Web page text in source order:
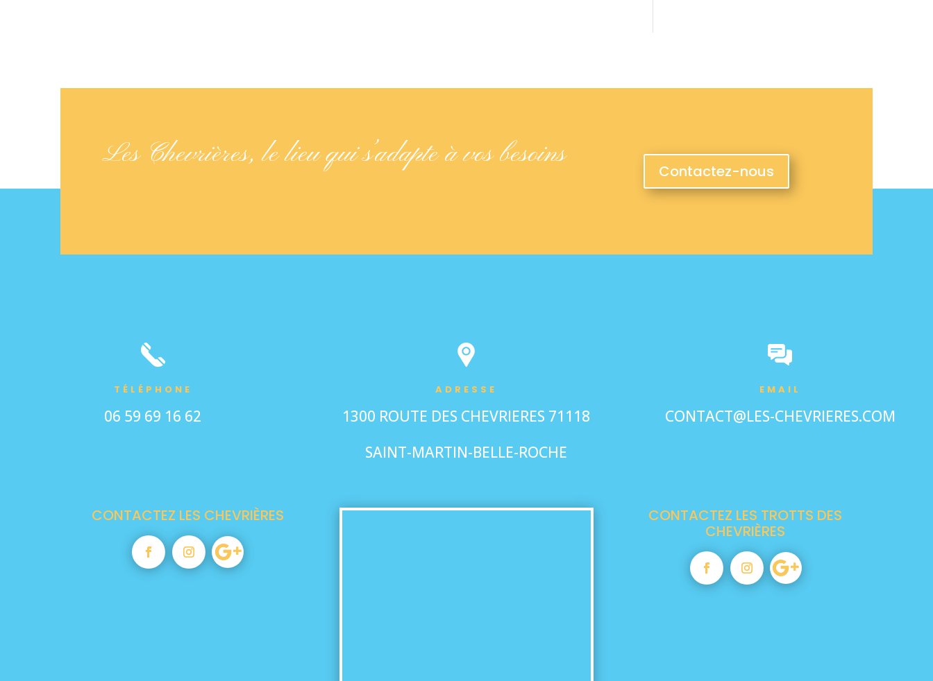
Les Chevrières, le lieu qui s’adapte à vos besoins Contactez-nous
TÉLÉPHONE
06 59 69 16 62
ADRESSE
1300 ROUTE DES CHEVRIERES 71118
SAINT-MARTIN-BELLE-ROCHE
EMAIL
CONTACT@LES-CHEVRIERES.COM
CONTACTEZ LES CHEVRIÈRES
CONTACTEZ LES TROTTS DES
CHEVRIÈRES